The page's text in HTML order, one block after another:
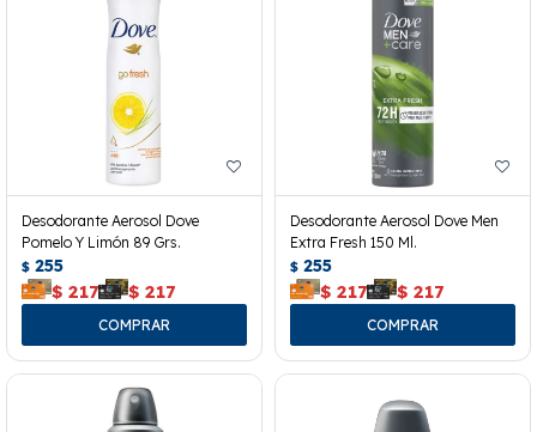
Desodorante Aerosol Dove
Pomelo Y Limón 89 Grs.
$ 255
$ 217 $ 217
Desodorante Aerosol Dove Men
Extra Fresh 150 Ml.
$ 255
$ 217 $ 217